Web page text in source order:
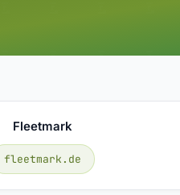
Fleetmark
fleetmark.de